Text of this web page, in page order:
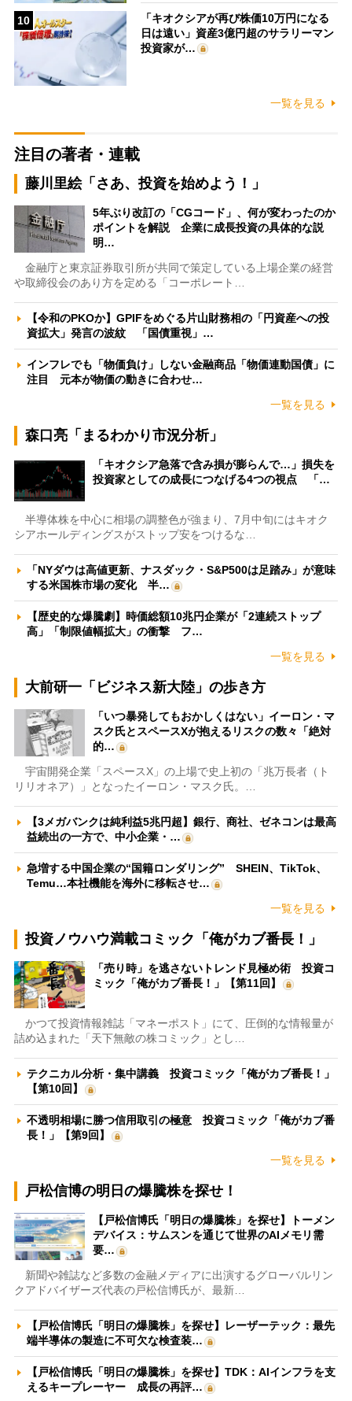
10
「キオクシアが再び株価10万円になる
日は遠い」資産3億円超のサラリーマン
投資家が…
一覧を見る
注目の著者・連載
藤川里絵「さあ、投資を始めよう！」
5年ぶり改訂の「CGコード」、何が変わったのか
ポイントを解説 企業に成長投資の具体的な説
明…
金融庁と東京証券取引所が共同で策定している上場企業の経営
や取締役会のあり方を定める「コーポレート…
【令和のPKOか】GPIFをめぐる片山財務相の「円資産への投
資拡大」発言の波紋 「国債重視」…
インフレでも「物価負け」しない金融商品「物価連動国債」に
注目 元本が物価の動きに合わせ…
一覧を見る
森口亮「まるわかり市況分析」
「キオクシア急落で含み損が膨らんで…」損失を
投資家としての成長につなげる4つの視点 「…
半導体株を中心に相場の調整色が強まり、7月中旬にはキオク
シアホールディングスがストップ安をつけるな…
「NYダウは高値更新、ナスダック・S&P500は足踏み」が意味
する米国株市場の変化 半…
【歴史的な爆騰劇】時価総額10兆円企業が「2連続ストップ
高」「制限値幅拡大」の衝撃 フ…
一覧を見る
大前研一「ビジネス新大陸」の歩き方
「いつ暴発してもおかしくはない」イーロン・マ
スク氏とスペースXが抱えるリスクの数々「絶対
的…
宇宙開発企業「スペースX」の上場で史上初の「兆万長者（ト
リリオネア）」となったイーロン・マスク氏。…
【3メガバンクは純利益5兆円超】銀行、商社、ゼネコンは最高
益続出の一方で、中小企業・…
急増する中国企業の“国籍ロンダリング” SHEIN、TikTok、
Temu…本社機能を海外に移転させ…
一覧を見る
投資ノウハウ満載コミック「俺がカブ番長！」
「売り時」を逃さないトレンド見極め術 投資コ
ミック「俺がカブ番長！」【第11回】
かつて投資情報雑誌「マネーポスト」にて、圧倒的な情報量が
詰め込まれた「天下無敵の株コミック」とし…
テクニカル分析・集中講義 投資コミック「俺がカブ番長！」
【第10回】
不透明相場に勝つ信用取引の極意 投資コミック「俺がカブ番
長！」【第9回】
一覧を見る
戸松信博の明日の爆騰株を探せ！
【戸松信博氏「明日の爆騰株」を探せ】トーメン
デバイス：サムスンを通じて世界のAIメモリ需
要…
新聞や雑誌など多数の金融メディアに出演するグローバルリン
クアドバイザーズ代表の戸松信博氏が、最新…
【戸松信博氏「明日の爆騰株」を探せ】レーザーテック：最先
端半導体の製造に不可欠な検査装…
【戸松信博氏「明日の爆騰株」を探せ】TDK：AIインフラを支
えるキープレーヤー 成長の再評…